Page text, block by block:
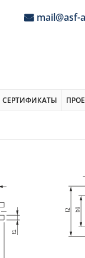
mail@asf-
СЕРТИФИКАТЫ